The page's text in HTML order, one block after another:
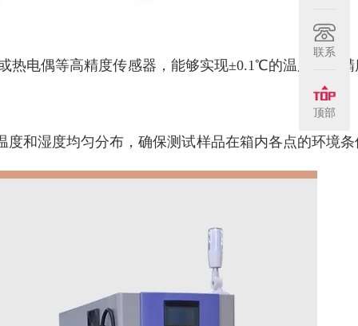
热电偶等高精度传感器，能够实现±0.1℃的温度控制
和湿度均匀分布，确保测试样品在箱内各点的环境
联系
顶部